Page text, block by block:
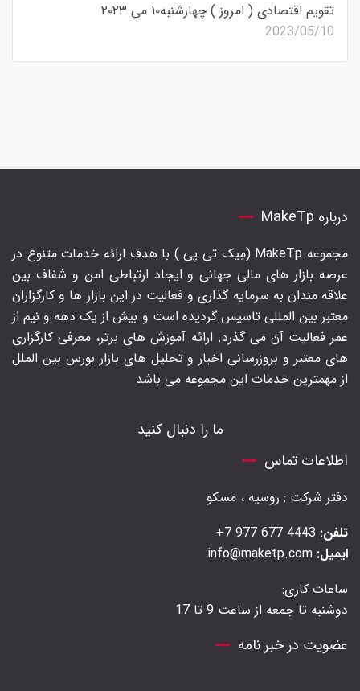
تقویم اقتصادی ( امروز ) چهارشنبه۱۰ می ۲۰۲۳
2023/05/10
درباره MakeTp
مجموعه MakeTp (مِیک تی پی ) با هدف ارائه خدمات متنوع در
عرصه بازار های مالی جهانی و ایجاد ارتباطی امن و شفاف بین
علاقه مندان به سرمایه گذاری و فعالیت در این بازار ها و کارگزاران
معتبر بین المللی تاسیس گردیده است و بیش از یک دهه و نیم از
عمر فعالیت آن می گذرد. ارائه آموزش های برتر‍، معرفی کارگزاری
های معتبر و بروزرسانی اخبار و تحلیل های بازار بورس بین الملل
از مهمترین خدمات این مجموعه می باشد
ما را دنبال کنید
اطلاعات تماس
دفتر شرکت : روسیه ، مسکو
تلفن:
ایمیل:
ساعات کاری:
دوشنبه تا جمعه از ساعت 9 تا 17
عضویت در خبر نامه